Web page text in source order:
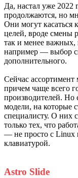
Да, настал уже 2022
продолжаются, но
Они могут касаться
целей, вроде смены
так и менее
например — выбор
дополнительного.
Сейчас
причем чаще всего
производителей. Но
модели, на которые
специалисту. О них
только тех, что
— не просто с Linux
клавиатурой.
Astro Slide